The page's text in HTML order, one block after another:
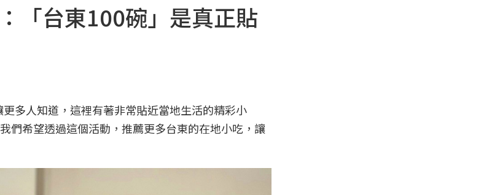
「台東100碗」是真正貼
多人知道，這裡有著非常貼近當地生活的精彩小
們希望透過這個活動，推薦更多台東的在地小吃，讓